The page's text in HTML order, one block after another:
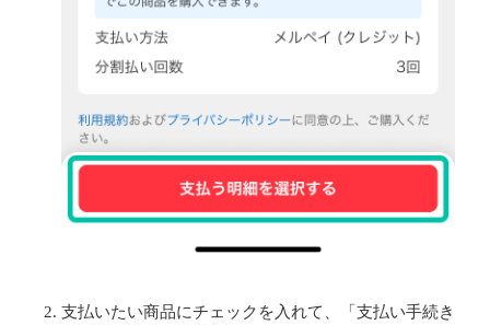
支払いたい商品にチェックを入れて、「支払い手続き